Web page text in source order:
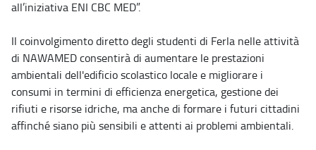
all’iniziativa ENI CBC MED”.
Il coinvolgimento diretto degli studenti di Ferla nelle attività
di NAWAMED consentirà di aumentare le prestazioni
ambientali dell'edificio scolastico locale e migliorare i
consumi in termini di efficienza energetica, gestione dei
rifiuti e risorse idriche, ma anche di formare i futuri cittadini
affinché siano più sensibili e attenti ai problemi ambientali.